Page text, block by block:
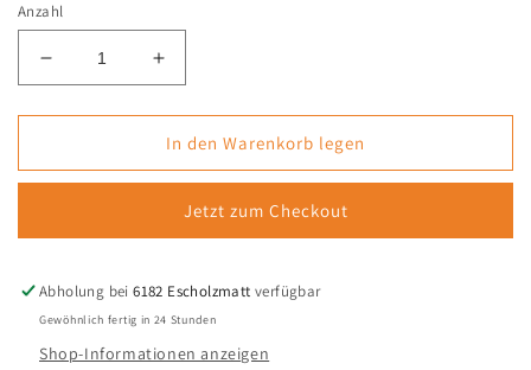
Anzahl
Verringere
die
Menge
Schutzbrille
REDROCK
Erhöhe
die
Menge
für
Schutzbrille
Big
REDROCK
In den Warenkorb legen
Jetzt zum Checkout
Abholung bei6182 Escholzmatt verfügbar
Gewöhnlich fertig in 24 Stunden
Shop-Informationen anzeigen